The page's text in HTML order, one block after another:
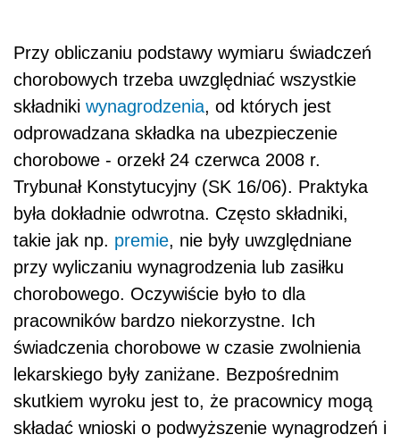
Przy obliczaniu podstawy wymiaru świadczeń
chorobowych trzeba uwzględniać wszystkie
składniki wynagrodzenia, od których jest
odprowadzana składka na ubezpieczenie
chorobowe - orzekł 24 czerwca 2008 r.
Trybunał Konstytucyjny (SK 16/06). Praktyka
była dokładnie odwrotna. Często składniki,
takie jak np. premie, nie były uwzględniane
przy wyliczaniu wynagrodzenia lub zasiłku
chorobowego. Oczywiście było to dla
pracowników bardzo niekorzystne. Ich
świadczenia chorobowe w czasie zwolnienia
lekarskiego były zaniżane. Bezpośrednim
skutkiem wyroku jest to, że pracownicy mogą
składać wnioski o podwyższenie wynagrodzeń i